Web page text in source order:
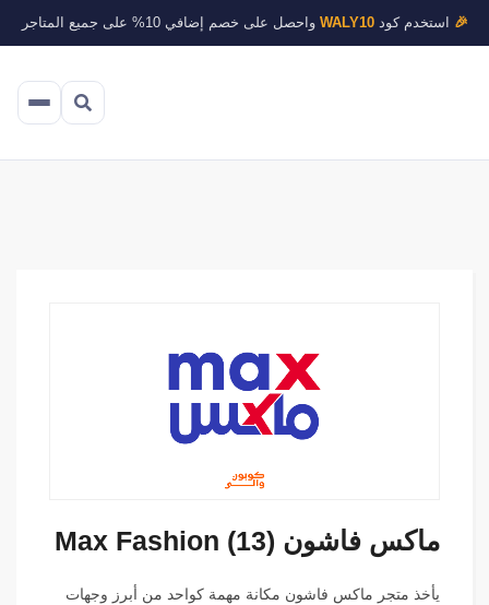
🎉 استخدم كودWALY10 واحصل على خصم إضافي 10% على جميع المتاجر
ماكس فاشون Max Fashion (13)
يأخذ متجر ماكس فاشون مكانة مهمة كواحد من أبرز وجهات